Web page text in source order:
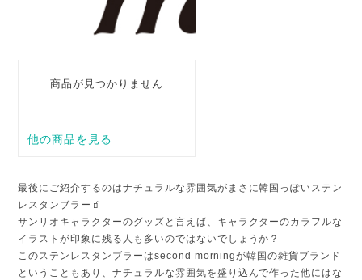
最後にご紹介するのはナチュラルな雰囲気がまさに韓国っぽいステン
レスタンブラー🧃
サンリオキャラクターのグッズと言えば、キャラクターのカラフルな
イラストが印象に残る人も多いのではないでしょうか？
このステンレスタンブラーはsecond morningが韓国の雑貨ブランド
ということもあり、ナチュラルな雰囲気を盛り込んで作った他にはな